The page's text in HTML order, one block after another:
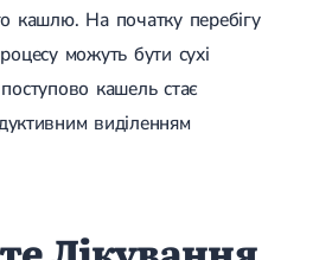
кашлю. На початку перебігу
можуть бути сухі
кашель стає
виділенням